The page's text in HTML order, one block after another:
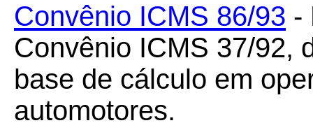
Convênio ICMS 86/93 -
Convênio ICMS 37/92,
base de cálculo em
automotores.